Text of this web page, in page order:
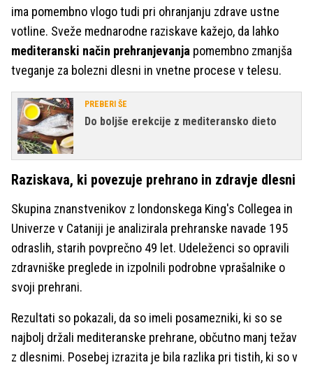
ima pomembno vlogo tudi pri ohranjanju zdrave ustne
votline. Sveže mednarodne raziskave kažejo, da lahko
mediteranski način prehranjevanja pomembno zmanjša
tveganje za bolezni dlesni in vnetne procese v telesu.
PREBERI ŠE
Do boljše erekcije z mediteransko dieto
Raziskava, ki povezuje prehrano in zdravje dlesni
Skupina znanstvenikov z londonskega King's Collegea in
Univerze v Cataniji je analizirala prehranske navade 195
odraslih, starih povprečno 49 let. Udeleženci so opravili
zdravniške preglede in izpolnili podrobne vprašalnike o
svoji prehrani.
Rezultati so pokazali, da so imeli posamezniki, ki so se
najbolj držali mediteranske prehrane, občutno manj težav
z dlesnimi. Posebej izrazita je bila razlika pri tistih, ki so v